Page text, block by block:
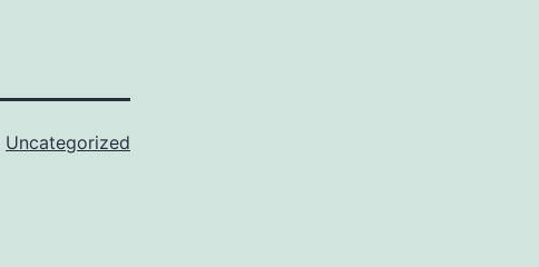
Uncategorized